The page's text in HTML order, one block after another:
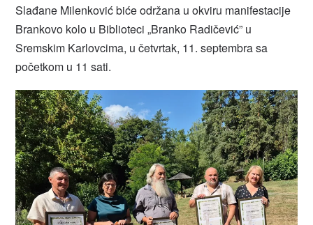
Slađane Milenković biće održana u okviru manifestacije
Brankovo kolo u Biblioteci „Branko Radičević” u
Sremskim Karlovcima, u četvrtak, 11. septembra sa
početkom u 11 sati.